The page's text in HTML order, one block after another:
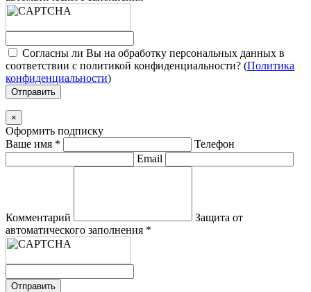
Согласны ли Вы на обработку персональных данных в
соответствии с политикой конфиденциальности? (Политика
конфиденциальности)
Отправить
×
Оформить подписку
Ваше имя *
Телефон
Email
Комментарий
Защита от
автоматического заполнения *
Отправить